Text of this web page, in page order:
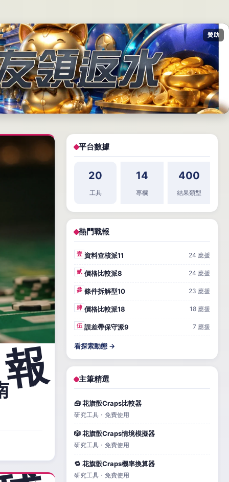
贊助
平台數據
20
工具
14
專欄
400
結果類型
熱門戰報
壹 資料查核派11 24 應援
貳 價格比較派8 24 應援
參 條件拆解型10 23 應援
肆 價格比較派18 18 應援
伍 誤差帶保守派9 7 應援
看探索動態 →
主筆精選
🧰 花旗骰Craps比較器
研究工具・免費使用
🎲 花旗骰Craps情境模擬器
研究工具・免費使用
🔁 花旗骰Craps機率換算器
研究工具・免費使用